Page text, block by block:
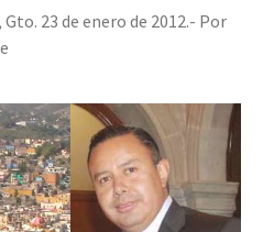
23 de enero de 2012.- Por